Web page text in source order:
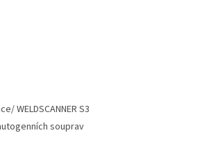
WELDSCANNER S3
souprav